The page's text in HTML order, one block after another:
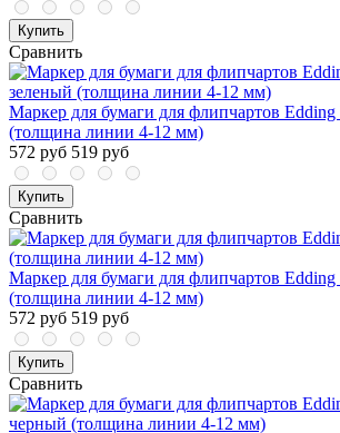
Купить
Сравнить
Маркер для бумаги для флипчартов
(толщина линии 4-12 мм)
572 руб 519 руб
Купить
Сравнить
Маркер для бумаги для флипчартов
(толщина линии 4-12 мм)
572 руб 519 руб
Купить
Сравнить